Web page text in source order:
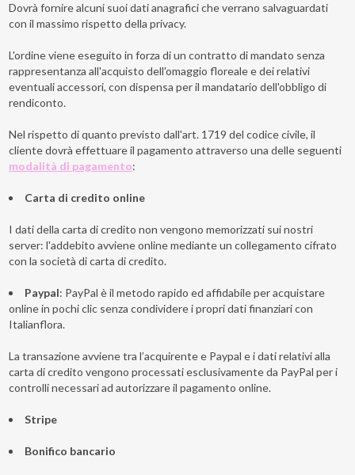
Dovrà fornire alcuni suoi dati anagrafici che verrano salvaguardati
con il massimo rispetto della privacy.
L'ordine viene eseguito in forza di un contratto di mandato senza
rappresentanza all'acquisto dell'omaggio floreale e dei relativi
eventuali accessori, con dispensa per il mandatario dell'obbligo di
rendiconto.
Nel rispetto di quanto previsto dall'art. 1719 del codice civile, il
cliente dovrà effettuare il pagamento attraverso una delle seguenti
modalità di pagamento:
Carta di credito online
I dati della carta di credito non vengono memorizzati sui nostri
server: l'addebito avviene online mediante un collegamento cifrato
con la società di carta di credito.
Paypal: PayPal è il metodo rapido ed affidabile per acquistare
online in pochi clic senza condividere i propri dati finanziari con
Italianflora.
La transazione avviene tra l’acquirente e Paypal e i dati relativi alla
carta di credito vengono processati esclusivamente da PayPal per i
controlli necessari ad autorizzare il pagamento online.
Stripe
Bonifico bancario